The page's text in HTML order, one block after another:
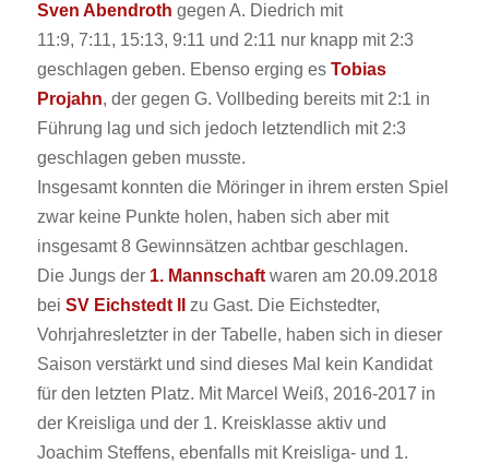
Sven Abendroth gegen A. Diedrich mit
11:9, 7:11, 15:13, 9:11 und 2:11 nur knapp mit 2:3
geschlagen geben. Ebenso erging es Tobias
Projahn, der gegen G. Vollbeding bereits mit 2:1 in
Führung lag und sich jedoch letztendlich mit 2:3
geschlagen geben musste.
Insgesamt konnten die Möringer in ihrem ersten Spiel
zwar keine Punkte holen, haben sich aber mit
insgesamt 8 Gewinnsätzen achtbar geschlagen.
Die Jungs der 1. Mannschaftwaren am 20.09.2018
bei SV Eichstedt II zu Gast. Die Eichstedter,
Vohrjahresletzter in der Tabelle, haben sich in dieser
Saison verstärkt und sind dieses Mal kein Kandidat
für den letzten Platz. Mit Marcel Weiß, 2016-2017 in
der Kreisliga und der 1. Kreisklasse aktiv und
Joachim Steffens, ebenfalls mit Kreisliga- und 1.